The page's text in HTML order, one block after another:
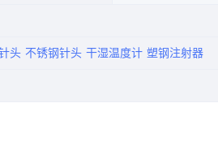
头 不锈钢针头 干湿温度计 塑钢注射器